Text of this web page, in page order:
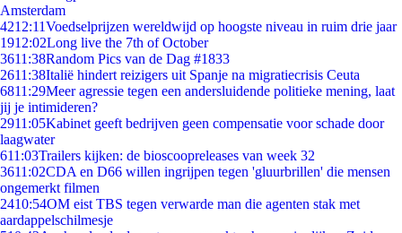
Amsterdam
4212:11Voedselprijzen wereldwijd op hoogste niveau in ruim drie jaar
1912:02Long live the 7th of October
3611:38Random Pics van de Dag #1833
2611:38Italië hindert reizigers uit Spanje na migratiecrisis Ceuta
6811:29Meer agressie tegen een andersluidende politieke mening, laat
jij je intimideren?
2911:05Kabinet geeft bedrijven geen compensatie voor schade door
laagwater
611:03Trailers kijken: de bioscoopreleases van week 32
3611:02CDA en D66 willen ingrijpen tegen 'gluurbrillen' die mensen
ongemerkt filmen
2410:54OM eist TBS tegen verwarde man die agenten stak met
aardappelschilmesje